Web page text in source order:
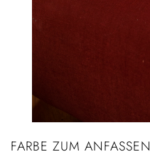
FARBE ZUM ANFASSEN